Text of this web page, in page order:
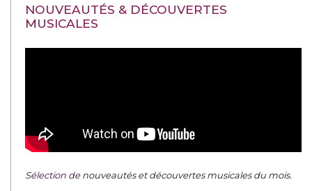
NOUVEAUTÉS & DÉCOUVERTES
MUSICALES
Sélection denouveautés et découvertes musicales du mois.